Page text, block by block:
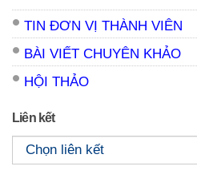
TIN ĐƠN VỊ THÀNH VIÊN
BÀI VIẾT CHUYÊN KHẢO
HỘI THẢO
Liên kết